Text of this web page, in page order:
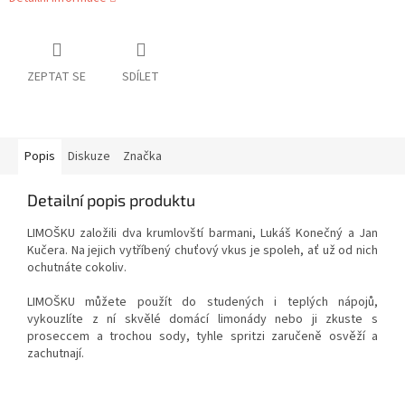
ZEPTAT SE SDÍLET
Popis Diskuze Značka
Detailní popis produktu
LIMOŠKU založili dva krumlovští barmani, Lukáš Konečný a Jan
Kučera. Na jejich vytříbený chuťový vkus je spoleh, ať už od nich
ochutnáte cokoliv.
LIMOŠKU můžete použít do studených i teplých nápojů,
vykouzlíte z ní skvělé domácí limonády nebo ji zkuste s
proseccem a trochou sody, tyhle spritzi zaručeně osvěží a
zachutnají.